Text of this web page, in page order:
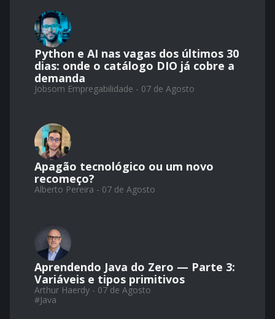
Python e AI nas vagas dos últimos 30
dias: onde o catálogo DIO já cobre a
demanda
Jobsom Empregabilidade - 07 de Agosto
Apagão tecnológico ou um novo
recomeço?
Alberto Pereira - 07 de Agosto
Aprendendo Java do Zero — Parte 3:
Variáveis e tipos primitivos
Arthur Haerdy - 07 de Agosto
#Java